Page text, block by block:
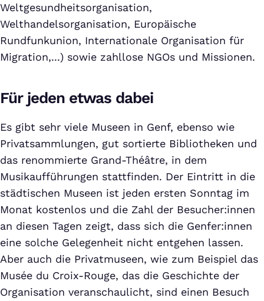
Weltgesundheitsorganisation,
Welthandelsorganisation, Europäische
Rundfunkunion, Internationale Organisation für
Migration,...) sowie zahllose NGOs und Missionen.
Für jeden etwas dabei
Es gibt sehr viele Museen in Genf, ebenso wie
Privatsammlungen, gut sortierte Bibliotheken und
das renommierte Grand-Théâtre, in dem
Musikaufführungen stattfinden. Der Eintritt in die
städtischen Museen ist jeden ersten Sonntag im
Monat kostenlos und die Zahl der Besucher:innen
an diesen Tagen zeigt, dass sich die Genfer:innen
eine solche Gelegenheit nicht entgehen lassen.
Aber auch die Privatmuseen, wie zum Beispiel das
Musée du Croix-Rouge, das die Geschichte der
Organisation veranschaulicht, sind einen Besuch